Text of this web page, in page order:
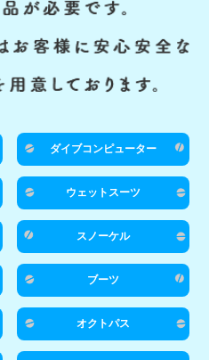
ダイブコンピューター
ウェットスーツ
スノーケル
ブーツ
オクトパス